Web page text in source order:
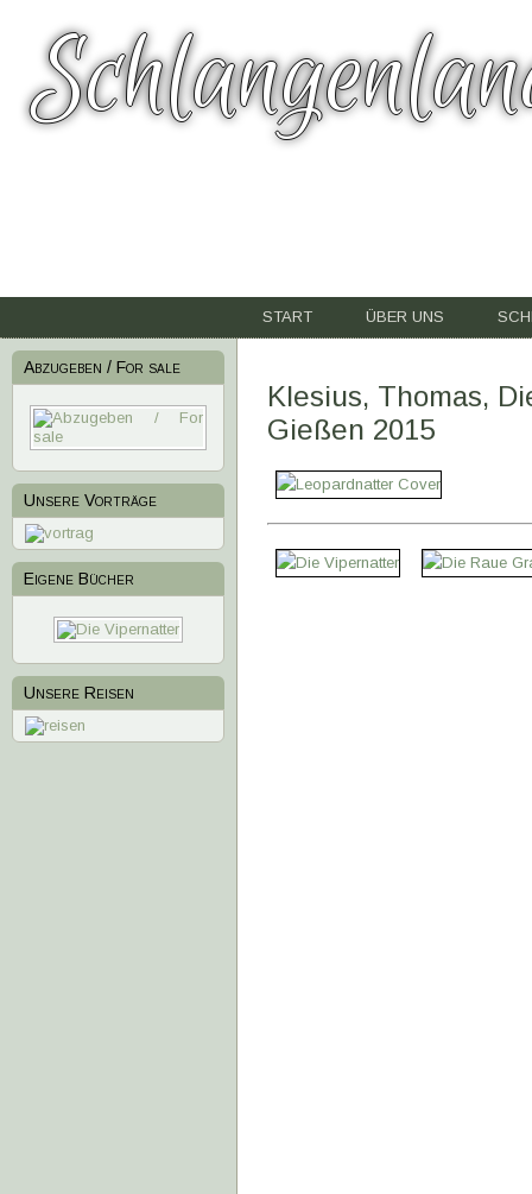
START ÜBER UNS
Abzugeben / For sale
Unsere Vorträge
Eigene Bücher
1 2
Unsere Reisen
Klesius, Thomas,
Gießen 2015